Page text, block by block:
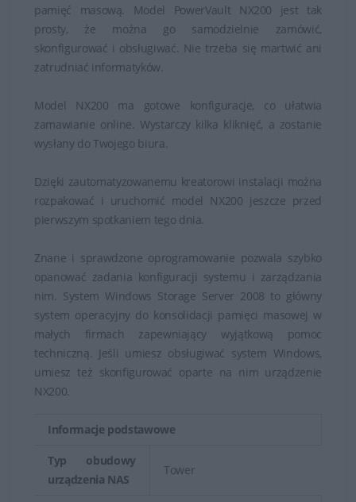
pamięć masową. Model PowerVault NX200 jest tak
prosty, że można go samodzielnie zamówić,
skonfigurować i obsługiwać. Nie trzeba się martwić ani
zatrudniać informatyków.
Model NX200 ma gotowe konfiguracje, co ułatwia
zamawianie online. Wystarczy kilka kliknięć, a zostanie
wysłany do Twojego biura.
Dzięki zautomatyzowanemu kreatorowi instalacji można
rozpakować i uruchomić model NX200 jeszcze przed
pierwszym spotkaniem tego dnia.
Znane i sprawdzone oprogramowanie pozwala szybko
opanować zadania konfiguracji systemu i zarządzania
nim. System Windows Storage Server 2008 to główny
system operacyjny do konsolidacji pamięci masowej w
małych firmach zapewniający wyjątkową pomoc
techniczną. Jeśli umiesz obsługiwać system Windows,
umiesz też skonfigurować oparte na nim urządzenie
NX200.
Informacje podstawowe
Typ obudowy
urządzenia NAS
Tower